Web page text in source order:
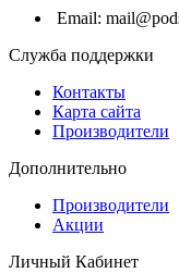
Email:
Служба поддержки
Контакты
Карта сайта
Производители
Дополнительно
Производители
Акции
Личный Кабинет